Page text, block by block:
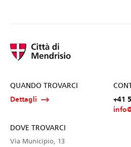
QUANDO TROVARCI
Dettagli
+41
DOVE TROVARCI
Via Municipio, 13